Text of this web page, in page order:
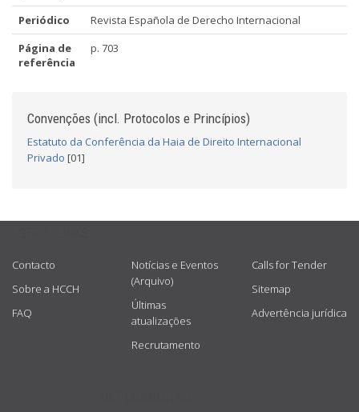
Periódico
Revista Española de Derecho Internacional
Página de
referência
p. 703
Convenções (incl. Protocolos e Princípios)
Estatuto da Conferência da Haia de Direito Internacional
Privado [01]
Contacto
Sobre a HCCH
FAQ
Notícias e Eventos
(Arquivo)
Últimas
atualizações
Recrutamento
Calls for Tender
Sitemap
Advertência jurídica